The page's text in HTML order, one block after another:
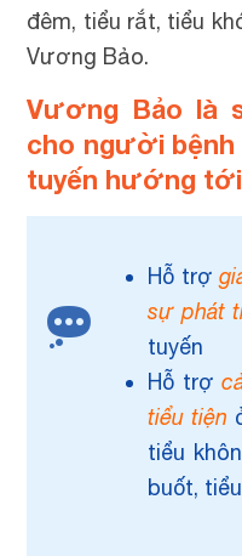
đêm, tiểu rắt, tiểu
Vương Bảo.
Vương Bảo là
cho người bệnh
tuyến hướng
Hỗ trợ
sự phát
tuyến
Hỗ trợ
tiểu tiện
tiểu
buốt,